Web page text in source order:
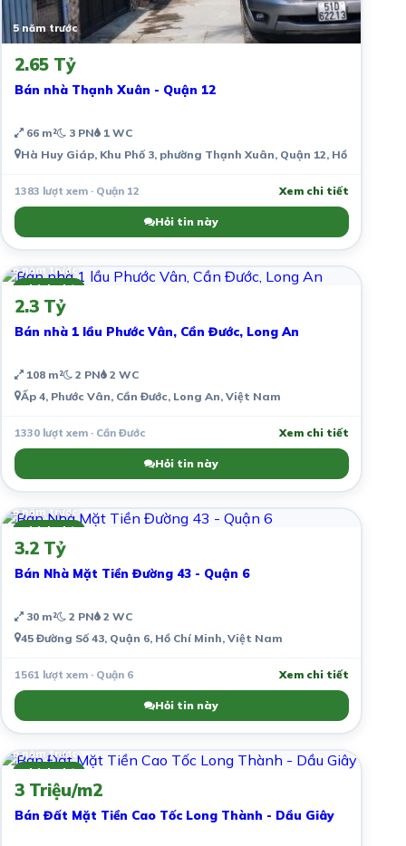
5 năm trước
2.65 Tỷ
Bán nhà Thạnh Xuân - Quận 12
66 m² 3 PN 1 WC
Hà Huy Giáp, Khu Phố 3, phường Thạnh Xuân, Quận 12, Hồ Chí
1383 lượt xem · Quận 12 Xem chi tiết
Hỏi tin này
Chính chủ
6 năm trước
2.3 Tỷ
Bán nhà 1 lầu Phước Vân, Cần Đước, Long An
108 m² 2 PN 2 WC
Ấp 4, Phước Vân, Cần Đước, Long An, Việt Nam
1330 lượt xem · Cần Đước Xem chi tiết
Hỏi tin này
Chính chủ
6 năm trước
3.2 Tỷ
Bán Nhà Mặt Tiền Đường 43 - Quận 6
30 m² 2 PN 2 WC
45 Đường Số 43, Quận 6, Hồ Chí Minh, Việt Nam
1561 lượt xem · Quận 6 Xem chi tiết
Hỏi tin này
Chính chủ
6 năm trước
3 Triệu/m2
Bán Đất Mặt Tiền Cao Tốc Long Thành - Dầu Giây